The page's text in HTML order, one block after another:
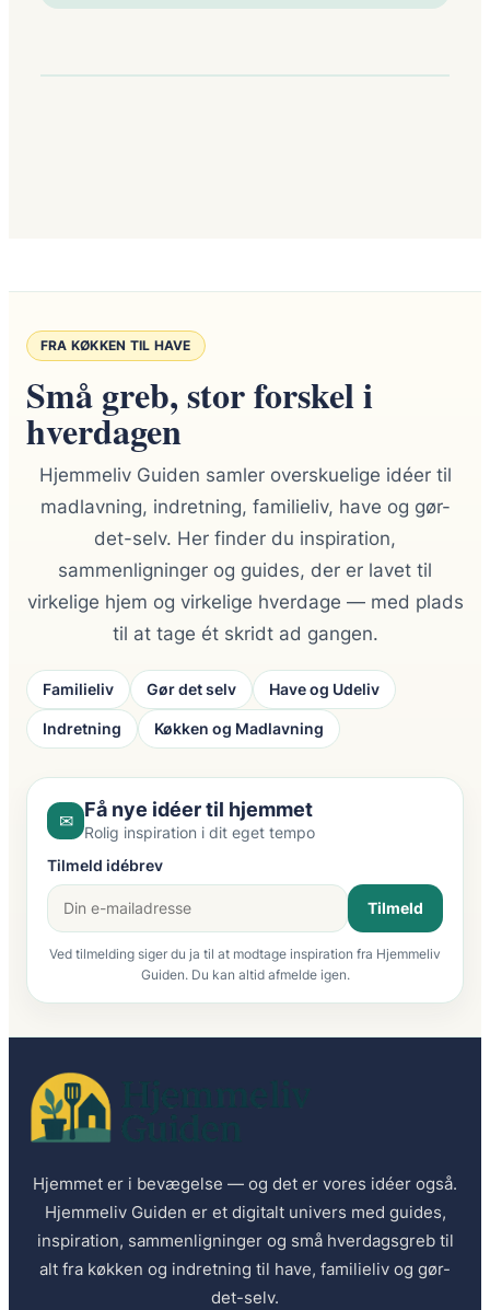
FRA KØKKEN TIL HAVE
Små greb, stor forskel i
hverdagen
Hjemmeliv Guiden samler overskuelige idéer til
madlavning, indretning, familieliv, have og gør-
det-selv. Her finder du inspiration,
sammenligninger og guides, der er lavet til
virkelige hjem og virkelige hverdage — med plads
til at tage ét skridt ad gangen.
Familieliv Gør det selv Have og Udeliv
Indretning Køkken og Madlavning
✉ Få nye idéer til hjemmet
Rolig inspiration i dit eget tempo
Tilmeld idébrev
Tilmeld
Ved tilmelding siger du ja til at modtage inspiration fra Hjemmeliv
Guiden. Du kan altid afmelde igen.
Hjemmet er i bevægelse — og det er vores idéer også.
Hjemmeliv Guiden er et digitalt univers med guides,
inspiration, sammenligninger og små hverdagsgreb til
alt fra køkken og indretning til have, familieliv og gør-
det-selv.